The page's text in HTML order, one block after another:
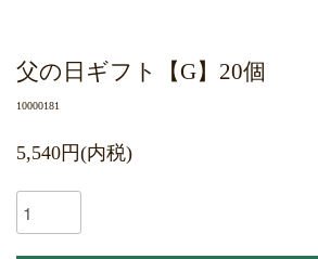
父の日ギフト【G】20個
10000181
5,540円(内税)